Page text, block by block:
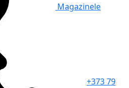
Magazinele
+373 79